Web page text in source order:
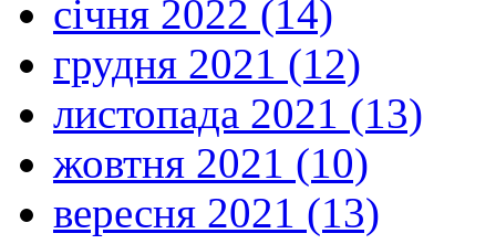
січня 2022 (14)
грудня 2021 (12)
листопада 2021 (13)
жовтня 2021 (10)
вересня 2021 (13)